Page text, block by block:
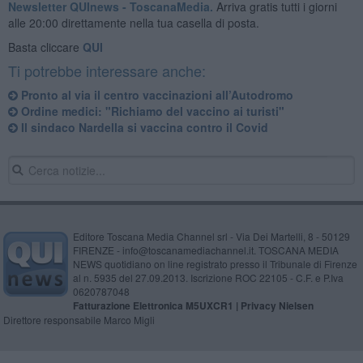
Newsletter QUInews - ToscanaMedia. Arriva gratis tutti i giorni
alle 20:00 direttamente nella tua casella di posta.
Basta cliccare QUI
Ti potrebbe interessare anche:
Pronto al via il centro vaccinazioni all’Autodromo
Ordine medici: "Richiamo del vaccino ai turisti"
Il sindaco Nardella si vaccina contro il Covid
Editore Toscana Media Channel srl - Via Dei Martelli, 8 - 50129
FIRENZE - info@toscanamediachannel.it. TOSCANA MEDIA
NEWS quotidiano on line registrato presso il Tribunale di Firenze
al n. 5935 del 27.09.2013. Iscrizione ROC 22105 - C.F. e P.Iva
0620787048
Fatturazione Elettronica M5UXCR1 | Privacy Nielsen
Direttore responsabile Marco Migli